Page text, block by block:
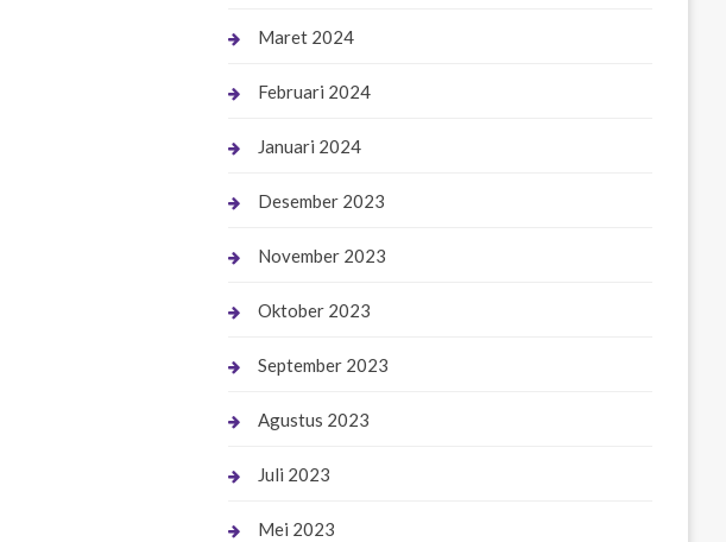
Maret 2024
Februari 2024
Januari 2024
Desember 2023
November 2023
Oktober 2023
September 2023
Agustus 2023
Juli 2023
Mei 2023